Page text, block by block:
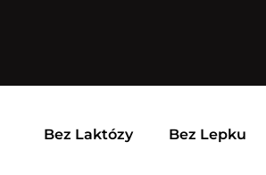
Bez Laktózy Bez Lepku